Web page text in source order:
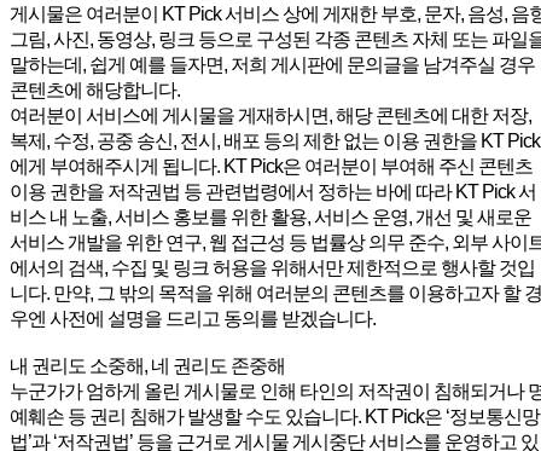
게시물은 여러분이 KT Pick 서비스 상에 게재한 부호, 문자, 음성, 음
그림, 사진, 동영상, 링크 등으로 구성된 각종 콘텐츠 자체 또는 파일
말하는데, 쉽게 예를 들자면, 저희 게시판에 문의글을 남겨주실 경우
콘텐츠에 해당합니다.
여러분이 서비스에 게시물을 게재하시면, 해당 콘텐츠에 대한 저장,
복제, 수정, 공중 송신, 전시, 배포 등의 제한 없는 이용 권한을 KT Pick
에게 부여해주시게 됩니다. KT Pick은 여러분이 부여해 주신 콘텐츠
이용 권한을 저작권법 등 관련법령에서 정하는 바에 따라 KT Pick 서
비스 내 노출, 서비스 홍보를 위한 활용, 서비스 운영, 개선 및 새로운
서비스 개발을 위한 연구, 웹 접근성 등 법률상 의무 준수, 외부 사이
에서의 검색, 수집 및 링크 허용을 위해서만 제한적으로 행사할 것입
니다. 만약, 그 밖의 목적을 위해 여러분의 콘텐츠를 이용하고자 할 경
우엔 사전에 설명을 드리고 동의를 받겠습니다.
내 권리도 소중해, 네 권리도 존중해
누군가가 엄하게 올린 게시물로 인해 타인의 저작권이 침해되거나
예훼손 등 권리 침해가 발생할 수도 있습니다. KT Pick은 ‘정보통신망
법’과 ‘저작권법’ 등을 근거로 게시물 게시중단 서비스를 운영하고 있